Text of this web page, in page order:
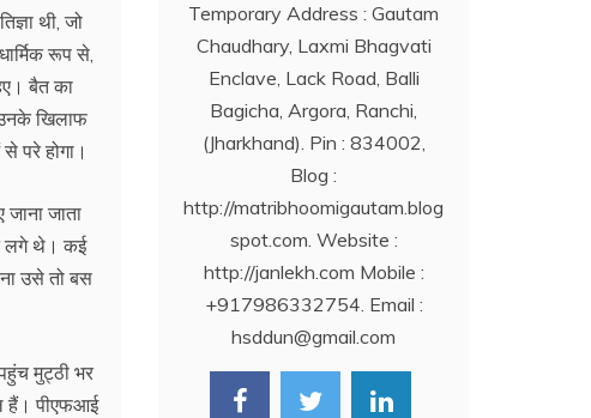
थी, जो
रूप से,
बैत का
खिलाफ
परे होगा।
जाता
लगे थे। कई
उसे तो बस
मुट्ठी भर
हैं। पीएफआई
Temporary Address : Gautam
Chaudhary, Laxmi Bhagvati
Enclave, Lack Road, Balli
Bagicha, Argora, Ranchi,
(Jharkhand). Pin : 834002,
Blog :
http://matribhoomigautam.blog
spot.com. Website :
http://janlekh.com Mobile :
+917986332754. Email :
hsddun@gmail.com